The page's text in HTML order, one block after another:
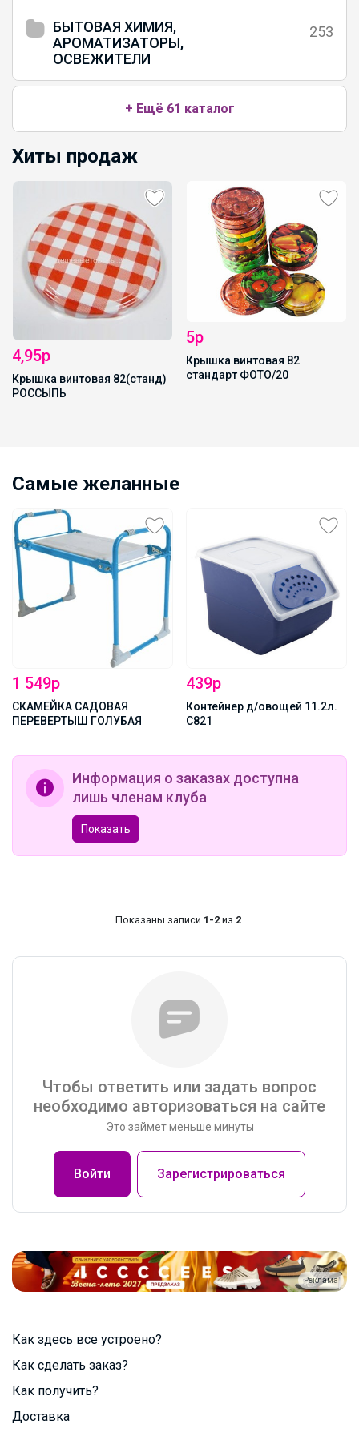
БЫТОВАЯ ХИМИЯ,
АРОМАТИЗАТОРЫ,
ОСВЕЖИТЕЛИ
253
+ Ещё 61 каталог
Хиты продаж
4,95р
Крышка винтовая 82(станд)
РОССЫПЬ
5р
Крышка винтовая 82
стандарт ФОТО/20
Самые желанные
1 549р
СКАМЕЙКА САДОВАЯ
ПЕРЕВЕРТЫШ ГОЛУБАЯ
439р
Контейнер д/овощей 11.2л.
С821
Информация о заказах доступна
лишь членам клуба
Показать
Показаны записи 1-2 из 2
Чтобы ответить или задать вопрос
необходимо авторизоваться на сайте
Это займет меньше минуты
Войти Зарегистрироваться
Реклама
Как здесь все устроено?
Как сделать заказ?
Как получить?
Доставка